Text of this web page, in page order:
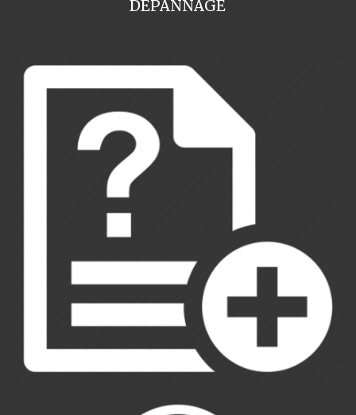
DEPANNAGE